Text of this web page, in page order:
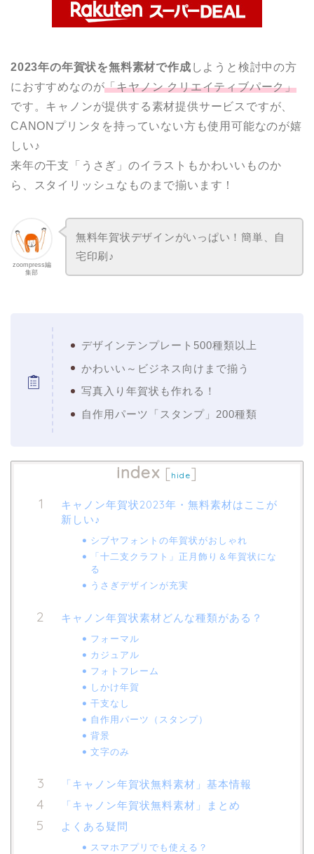
2023年の年賀状を無料素材で作成 しようと検討中の方
におすすめなのが「キヤノン クリエイティブパーク」
です。キャノンが提供する素材提供サービスですが、
CANONプリンタを持っていない方も使用可能なのが嬉
しい♪
来年の干支「うさぎ」のイラストもかわいいものか
ら、スタイリッシュなものまで揃います！
zoompress編
集部
無料年賀状デザインがいっぱい！簡単、自
宅印刷♪
デザインテンプレート500種類以上
かわいい～ビジネス向けまで揃う
写真入り年賀状も作れる！
自作用パーツ「スタンプ」200種類
index [hide]
キャノン年賀状2023年・無料素材はここが
新しい♪
シブヤフォントの年賀状がおしゃれ
「十二支クラフト」正月飾り＆年賀状にな
る
うさぎデザインが充実
キャノン年賀状素材どんな種類がある？
フォーマル
カジュアル
フォトフレーム
しかけ年賀
干支なし
自作用パーツ（スタンプ）
背景
文字のみ
「キャノン年賀状無料素材」基本情報
「キャノン年賀状無料素材」まとめ
よくある疑問
スマホアプリでも使える？